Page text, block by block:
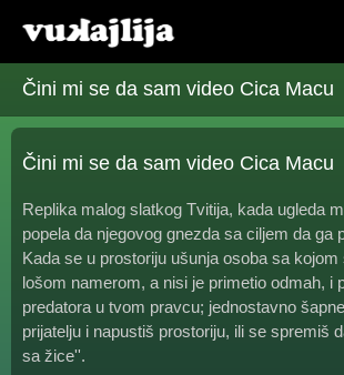
Čini mi se da sam video Cica Macu
Čini mi se da sam video Cica Macu
Replika malog slatkog Tvitija, kada ugleda
popela da njegovog gnezda sa ciljem da ga
Kada se u prostoriju ušunja osoba sa
lošom namerom, a nisi je primetio odmah, i
predatora u tvom pravcu; jednostavno
prijatelju i napustiš prostoriju, ili se spremiš
sa žice''.